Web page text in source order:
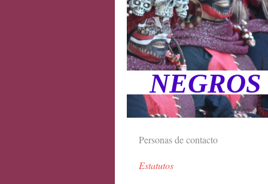
Personas de contacto
Estatutos